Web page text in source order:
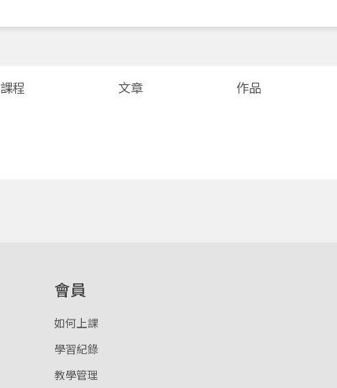
課程 文章 作品
會員
如何上課
學習紀錄
教學管理